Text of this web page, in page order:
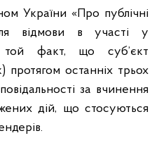
України «Про публічні
відмови в участі у
той факт, що суб’єкт
протягом останніх трьох
за вчинення
дій, що стосуються